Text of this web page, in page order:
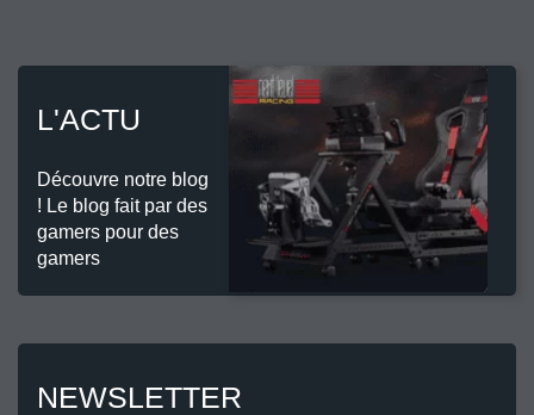
L'ACTU
Découvre notre blog
! Le blog fait par des
gamers pour des
gamers
NEWSLETTER